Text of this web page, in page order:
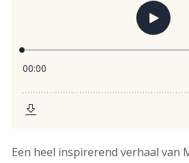
Een heel inspirerend verhaal van